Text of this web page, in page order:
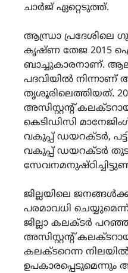
ചാര്‍ജ് ഏറ്റെടുത്ത്.
ആന്ധ്രാ പ്രദേശിലെ
കൃഷ്ണ തേജ
ബാച്ചുകാരനാണ്.
പദവിയില്‍ നിന്നാണ്
തൃശൂരിലെത്തിയത്.
അസിസ്റ്റന്റ്
കെടിഡിസി
വകുപ്പ് ഡയറക്ടര്‍,
വകുപ്പ് ഡയറക്ടര്‍
ജില്ലയിലെ
പരമാവധി
ജില്ലാ കലക്ടര്‍
അസിസ്റ്റന്റ്
കലക്ടറെന്ന
ഉപകാരപ്പെടുമെന്നും